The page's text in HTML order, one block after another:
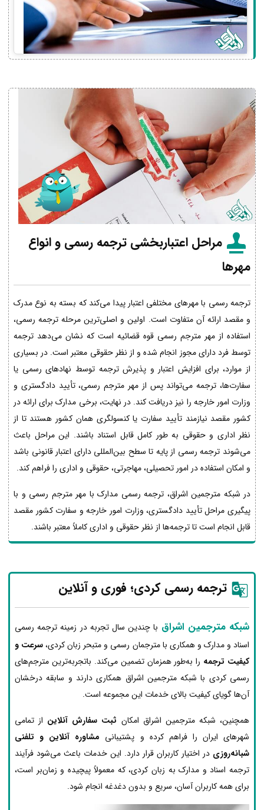
مراحل اعتباربخشی ترجمه رسمی و انواع
مهرها
ترجمه رسمی با مهرهای مختلفی اعتبار پیدا می‌کند که بسته به نوع مدرک
و مقصد ارائه آن متفاوت است. اولین و اصلی‌ترین مرحله ترجمه رسمی،
استفاده از مهر مترجم رسمی قوه قضائیه است که نشان می‌دهد ترجمه
توسط فرد دارای مجوز انجام شده و از نظر حقوقی معتبر است. در بسیاری
از موارد، برای افزایش اعتبار و پذیرش ترجمه توسط نهادهای رسمی یا
سفارت‌ها، ترجمه می‌تواند پس از مهر مترجم رسمی، تأیید دادگستری و
وزارت امور خارجه را نیز دریافت کند. در نهایت، برخی مدارک برای ارائه در
کشور مقصد نیازمند تأیید سفارت یا کنسولگری همان کشور هستند تا از
نظر اداری و حقوقی به طور کامل قابل استناد باشند. این مراحل باعث
می‌شوند ترجمه رسمی از پایه تا سطح بین‌المللی دارای اعتبار قانونی باشد
و امکان استفاده در امور تحصیلی، مهاجرتی، حقوقی و اداری را فراهم کند.
در شبکه مترجمین اشراق، ترجمه رسمی مدارک با مهر مترجم رسمی و با
پیگیری مراحل تأیید دادگستری، وزارت امور خارجه و سفارت کشور مقصد
قابل انجام است تا ترجمه‌ها از نظر حقوقی و اداری کاملاً معتبر باشند.
ترجمه رسمی کردی؛ فوری و آنلاین
شبکه مترجمین اشراق با چندین سال تجربه در زمینه ترجمه رسمی
اسناد و مدارک و همکاری با مترجمان رسمی و متبحر زبان کردی،سرعت و
کیفیت ترجمه را به‌طور همزمان تضمین می‌کند. باتجربه‌ترین مترجم‌های
رسمی کردی با شبکه مترجمین اشراق همکاری دارند و سابقه درخشان
آن‌ها گویای کیفیت بالای خدمات این مجموعه است.
همچنین، شبکه مترجمین اشراق امکان ثبت سفارش آنلاین از تمامی
شهرهای ایران را فراهم کرده و پشتیبانی مشاوره آنلاین و تلفنی
شبانه‌روزی در اختیار کاربران قرار دارد. این خدمات باعث می‌شود فرآیند
ترجمه اسناد و مدارک به زبان کردی، که معمولاً پیچیده و زمان‌بر است،
برای همه کاربران آسان، سریع و بدون دغدغه انجام شود.